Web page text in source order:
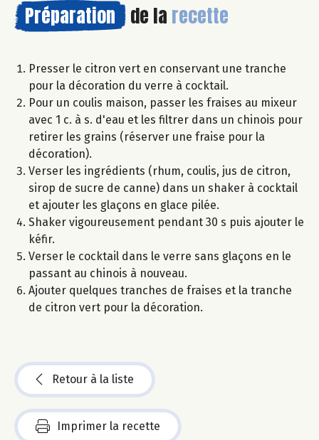
Préparation de la recette
Presser le citron vert en conservant une tranche
pour la décoration du verre à cocktail.
Pour un coulis maison, passer les fraises au mixeur
avec 1 c. à s. d'eau et les filtrer dans un chinois pour
retirer les grains (réserver une fraise pour la
décoration).
Verser les ingrédients (rhum, coulis, jus de citron,
sirop de sucre de canne) dans un shaker à cocktail
et ajouter les glaçons en glace pilée.
Shaker vigoureusement pendant 30 s puis ajouter le
kéfir.
Verser le cocktail dans le verre sans glaçons en le
passant au chinois à nouveau.
Ajouter quelques tranches de fraises et la tranche
de citron vert pour la décoration.
Retour à la liste
Imprimer la recette